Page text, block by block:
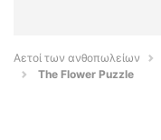
Αετοί των ανθοπωλείων
The Flower Puzzle